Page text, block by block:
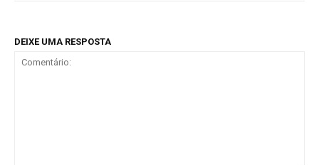
DEIXE UMA RESPOSTA